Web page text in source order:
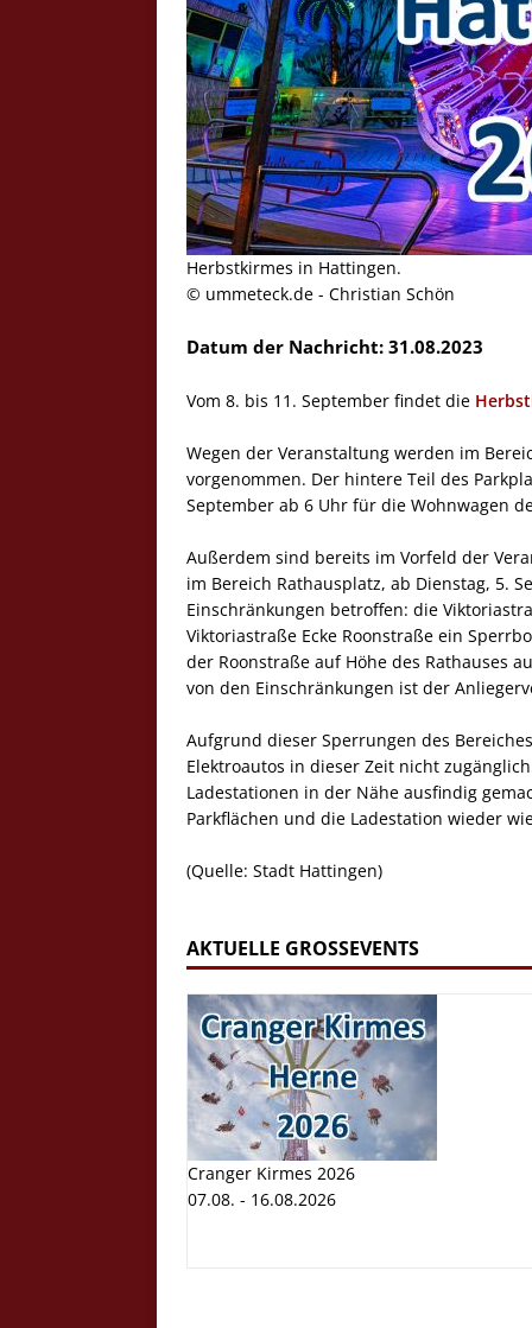
Herbstkirmes in Hattingen.
© ummeteck.de - Christian Schön
Datum der Nachricht: 31.08.2023
Vom 8. bis 11. September findet die
Wegen der Veranstaltung werden im
vorgenommen. Der hintere Teil des
September ab 6 Uhr für die Wohnwagen
Außerdem sind bereits im Vorfeld der
im Bereich Rathausplatz, ab Dienstag, 5.
Einschränkungen betroffen: die
Viktoriastraße Ecke Roonstraße ein
der Roonstraße auf Höhe des Rathauses
von den Einschränkungen ist der
Aufgrund dieser Sperrungen des
Elektroautos in dieser Zeit nicht
Ladestationen in der Nähe ausfindig
Parkflächen und die Ladestation wieder
(Quelle: Stadt Hattingen)
AKTUELLE GROSSEVENTS
Cranger Kirmes 2026
07.08. - 16.08.2026
Outback" an.